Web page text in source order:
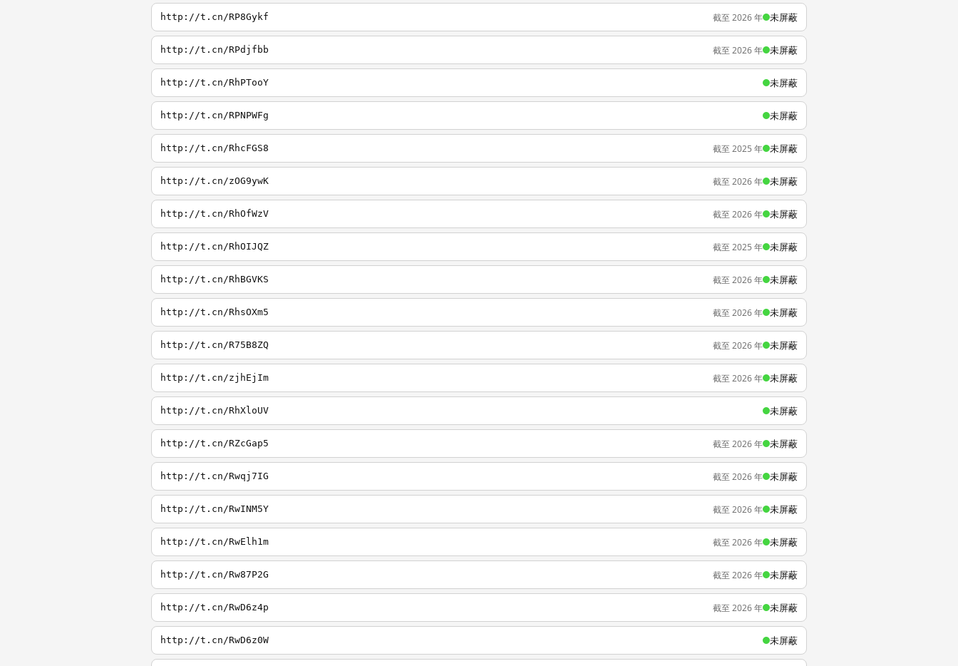
http://t.cn/RP8Gykf 截至 2026 年 未屏蔽
http://t.cn/RPdjfbb 截至 2026 年 未屏蔽
http://t.cn/RhPTooY 未屏蔽
http://t.cn/RPNPWFg 未屏蔽
http://t.cn/RhcFGS8 截至 2025 年 未屏蔽
http://t.cn/zOG9ywK 截至 2026 年 未屏蔽
http://t.cn/RhOfWzV 截至 2026 年 未屏蔽
http://t.cn/RhOIJQZ 截至 2025 年 未屏蔽
http://t.cn/RhBGVKS 截至 2026 年 未屏蔽
http://t.cn/RhsOXm5 截至 2026 年 未屏蔽
http://t.cn/R75B8ZQ 截至 2026 年 未屏蔽
http://t.cn/zjhEjIm 截至 2026 年 未屏蔽
http://t.cn/RhXloUV 未屏蔽
http://t.cn/RZcGap5 截至 2026 年 未屏蔽
http://t.cn/Rwqj7IG 截至 2026 年 未屏蔽
http://t.cn/RwINM5Y 截至 2026 年 未屏蔽
http://t.cn/RwElh1m 截至 2026 年 未屏蔽
http://t.cn/Rw87P2G 截至 2026 年 未屏蔽
http://t.cn/RwD6z4p 截至 2026 年 未屏蔽
http://t.cn/RwD6z0W 未屏蔽